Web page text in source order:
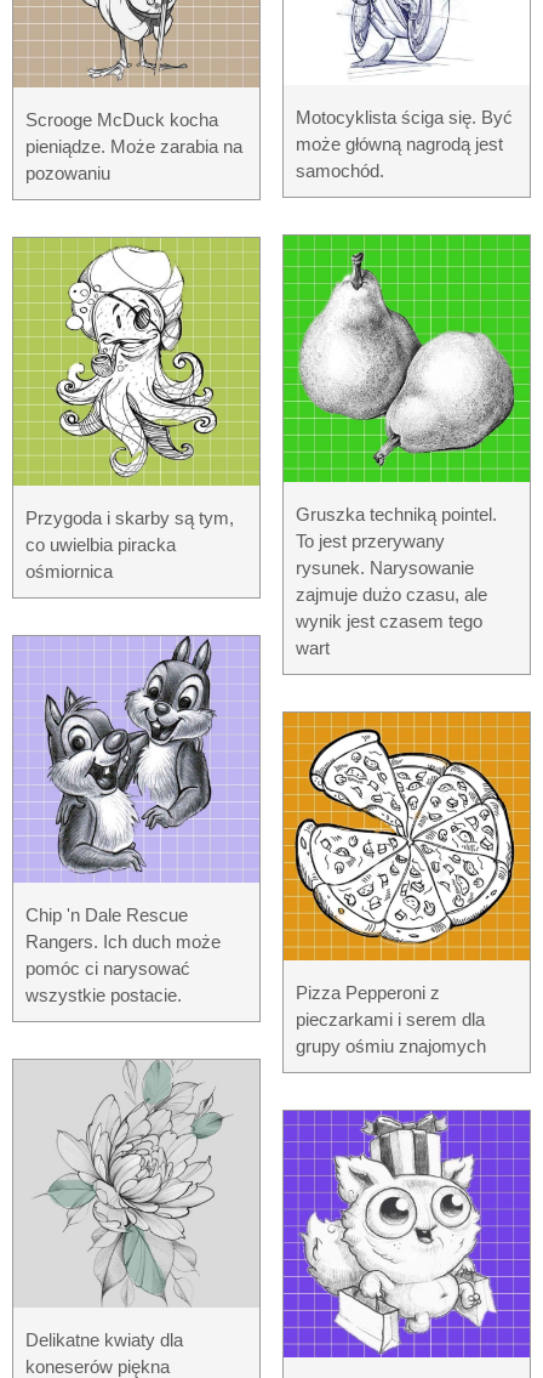
Scrooge McDuck kocha
pieniądze. Może zarabia na
pozowaniu
Przygoda i skarby są tym,
co uwielbia piracka
ośmiornica
Chip 'n Dale Rescue
Rangers. Ich duch może
pomóc ci narysować
wszystkie postacie.
Delikatne kwiaty dla
koneserów piękna
Motocyklista ściga się. Być
może główną nagrodą jest
samochód.
Gruszka techniką pointel.
To jest przerywany
rysunek. Narysowanie
zajmuje dużo czasu, ale
wynik jest czasem tego
wart
Pizza Pepperoni z
pieczarkami i serem dla
grupy ośmiu znajomych